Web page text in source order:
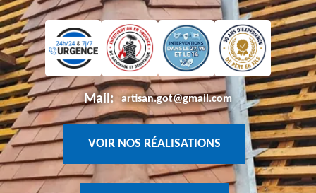
Mail: artisan.got@gmail.com
VOIR NOS RÉALISATIONS